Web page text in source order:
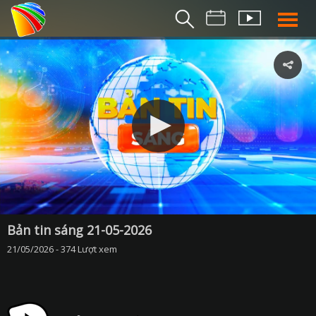
THỜI
BẢN TIN
THỜI SỰ
THỜI SỰ
DA NANG TV
BẢN TIN MIỀN
BẢN TIN
Bản tin sáng 21-05-2026
21/05/2026 - 374 Lượt xem